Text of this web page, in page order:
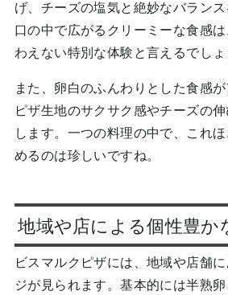
げ、チーズの塩気と絶妙なバランス
口の中で広がるクリーミーな食感
わえない特別な体験と言えるでしょ
また、卵白のふんわりとした食感が
ピザ生地のサクサク感やチーズの
します。一つの料理の中で、これ
めるのは珍しいですね。
地域や店による個性豊か
ビスマルクピザには、地域や店舗
ジが見られます。基本的には半熟